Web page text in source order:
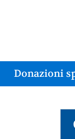
Donazioni